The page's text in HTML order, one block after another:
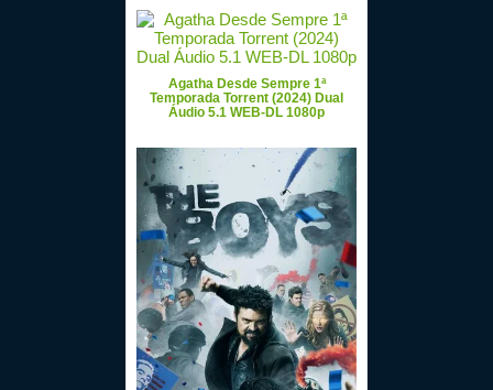
Agatha Desde Sempre 1ª
Temporada Torrent (2024) Dual
Áudio 5.1 WEB-DL 1080p